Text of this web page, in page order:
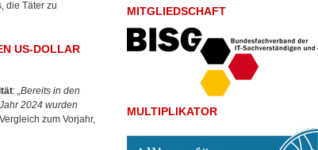
die Täter zu
US-DOLLAR
: „Bereits in den
2024 wurden
zum Vorjahr,
MITGLIEDSCHAFT
MULTIPLIKATOR